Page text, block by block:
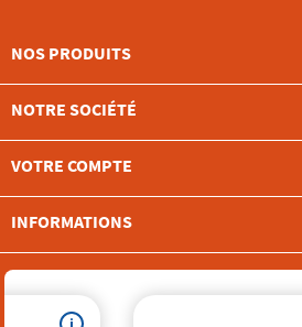
NOS PRODUITS
NOTRE SOCIÉTÉ
VOTRE COMPTE
INFORMATIONS